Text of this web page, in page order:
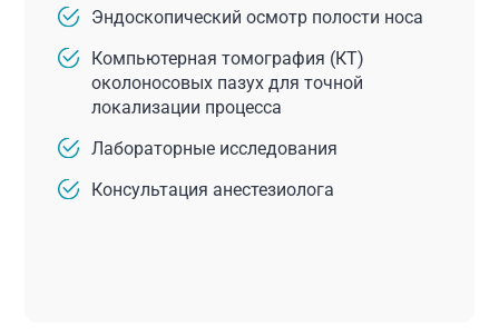
Эндоскопический осмотр полости носа
Компьютерная томография (КТ)
околоносовых пазух для точной
локализации процесса
Лабораторные исследования
Консультация анестезиолога